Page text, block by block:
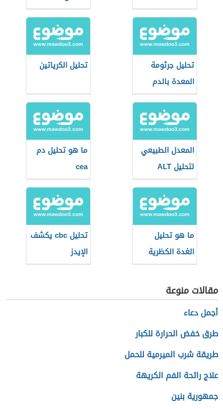
تحليل جرثومة
المعدة بالدم
تحليل الكرياتين
المعدل الطبيعي
لتحليل ALT
ما هو تحليل دم
cea
ما هو تحليل
الغدة الكظرية
تحليل cbc يكشف
الإيدز
مقالات منوعة
أجمل دعاء
طرق خفض الحرارة للكبار
طريقة شرب الميرمية للحمل
علاج رائحة الفم الكريهة
جمهورية بنين